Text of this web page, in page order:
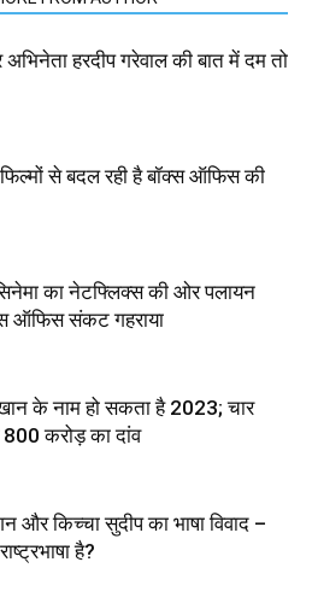
हरदीप गरेवाल की बात में दम तो
फिल्मों से बदल रही है बॉक्स ऑफिस की
का नेटफ्लिक्स की ओर पलायन
ऑफिस संकट गहराया
के नाम हो सकता है 2023; चार
करोड़ का दांव
और किच्चा सुदीप का भाषा विवाद –
है?